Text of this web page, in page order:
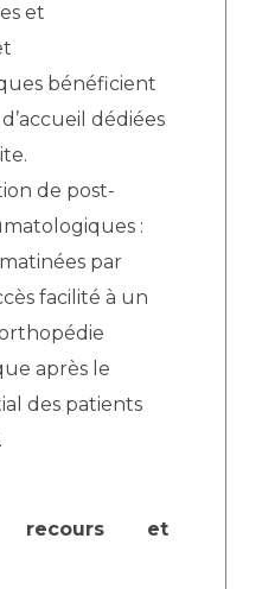
sécurité des soins
et
bénéficient
dédiées
de post-
:
par
facilité à un
après le
des patients
recours et